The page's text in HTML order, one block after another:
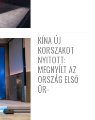
KÍNA ÚJ
KORSZAKOT
NYITOTT:
MEGNYÍLT AZ
ORSZÁG ELSŐ
ŰR-